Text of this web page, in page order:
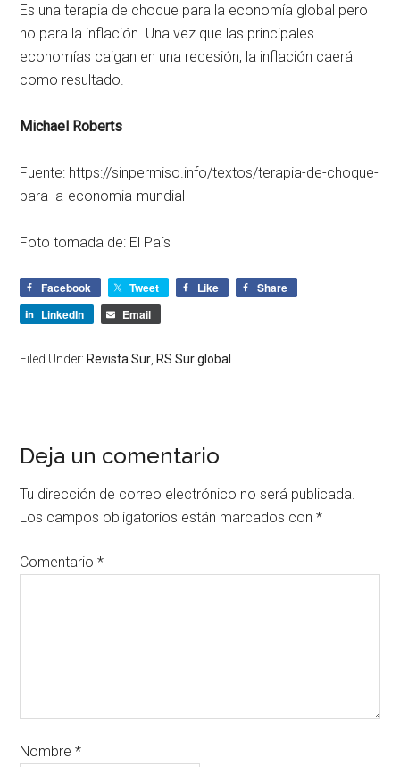
Es una terapia de choque para la economía global pero
no para la inflación. Una vez que las principales
economías caigan en una recesión, la inflación caerá
como resultado.
Michael Roberts
Fuente: https://sinpermiso.info/textos/terapia-de-choque-
para-la-economia-mundial
Foto tomada de: El País
Facebook Tweet Like
Share
LinkedIn
Email
Filed Under: Revista Sur RS Sur global
Deja un comentario
Tu dirección de correo electrónico no será publicada.
Los campos obligatorios están marcados con*
Comentario*
Nombre*